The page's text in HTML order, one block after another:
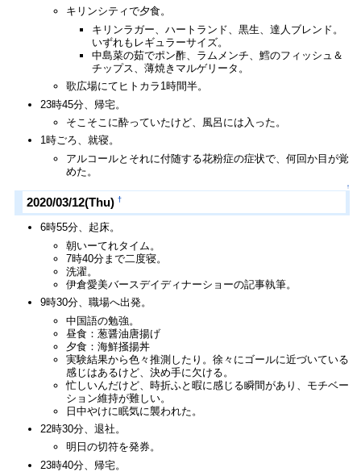
キリンシティで夕食。
キリンラガー、ハートランド、黒生、達人ブレンド。
いずれもレギュラーサイズ。
中島菜の茹でポン酢、ラムメンチ、鱈のフィッシュ＆
チップス、薄焼きマルゲリータ。
歌広場にてヒトカラ1時間半。
23時45分、帰宅。
そこそこに酔っていたけど、風呂には入った。
1時ごろ、就寝。
アルコールとそれに付随する花粉症の症状で、何回か目が覚
めた。
↑
2020/03/12(Thu) †
6時55分、起床。
朝いーてれタイム。
7時40分まで二度寝。
洗濯。
伊倉愛美バースデイディナーショーの記事執筆。
9時30分、職場へ出発。
中国語の勉強。
昼食：葱醤油唐揚げ
夕食：海鮮掻揚丼
実験結果から色々推測したり。徐々にゴールに近づいている
感じはあるけど、決め手に欠ける。
忙しいんだけど、時折ふと暇に感じる瞬間があり、モチベー
ション維持が難しい。
日中やけに眠気に襲われた。
22時30分、退社。
明日の切符を発券。
23時40分、帰宅。